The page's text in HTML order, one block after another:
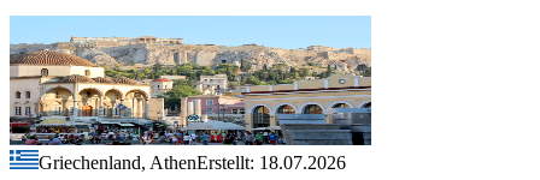
Griechenland, AthenErstellt: 18.07.2026